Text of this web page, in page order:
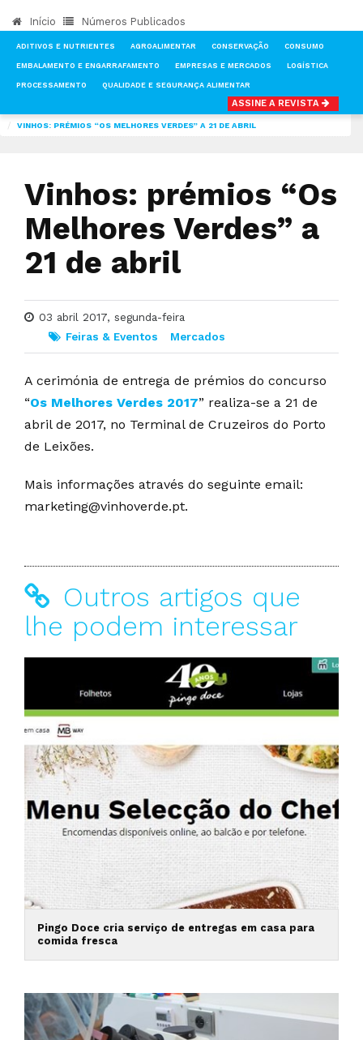
Início Números Publicados
ADITIVOS E NUTRIENTES AGROALIMENTAR CONSERVAÇÃO CONSUMO
EMBALAMENTO E ENGARRAFAMENTO EMPRESAS E MERCADOS LOGÍSTICA
PROCESSAMENTO QUALIDADE E SEGURANÇA ALIMENTAR
ASSINE A REVISTA
VINHOS: PRÉMIOS “OS MELHORES VERDES” A 21 DE ABRIL
Vinhos: prémios “Os
Melhores Verdes” a
21 de abril
03 abril 2017, segunda-feira
Feiras & Eventos
Mercados
A cerimónia de entrega de prémios do concurso
“Os Melhores Verdes 2017” realiza-se a 21 de
abril de 2017, no Terminal de Cruzeiros do Porto
de Leixões.
Mais informações através do seguinte email:
marketing@vinhoverde.pt.
Outros artigos que
lhe podem interessar
Pingo Doce cria serviço de entregas em casa para
comida fresca